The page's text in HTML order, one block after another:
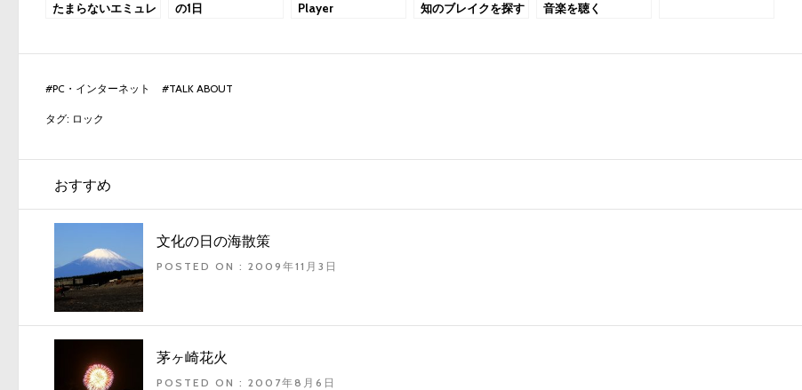
たまらないエミュレ
の1日
Player
知のブレイクを探す
音楽を聴く
#PC・インターネット #TALK ABOUT
タグ: ロック
おすすめ
文化の日の海散策
POSTED ON : 2009年11月3日
茅ヶ崎花火
POSTED ON : 2007年8月6日